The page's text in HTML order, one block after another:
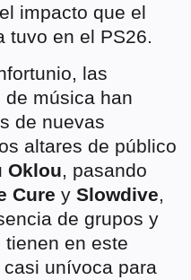
impacto que el
tuvo en el PS26.
las
música han
de nuevas
altares de público
Oklou, pasando
Cure y Slowdive,
de grupos y
en este
unívoca para